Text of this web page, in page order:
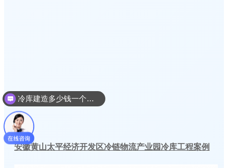
安徽黄山太平经济开发区冷链物流产业园冷库工程案例
冷库建造设计方案